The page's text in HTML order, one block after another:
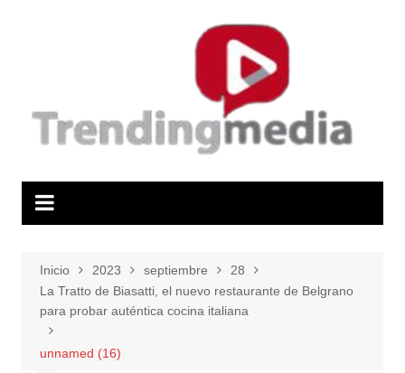
Inicio 2023 septiembre
28
La Tratto de Biasatti, el nuevo restaurante de Belgrano
para probar auténtica cocina italiana
unnamed (16)